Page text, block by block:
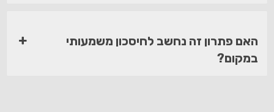
האם פתרון זה נחשב לחיסכון משמעותי
במקום?